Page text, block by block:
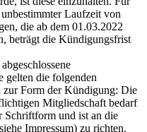
Laufzeit von
die ab dem 01.03.2022
beträgt die Kündigungsfrist
gelten die folgenden
Form der Kündigung: Die
Mitgliedschaft bedarf
Schriftform und ist an die
Impressum) zu richten.